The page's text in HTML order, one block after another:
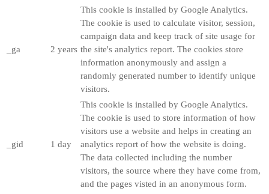
_ga 2 years
This cookie is installed by Google Analytics.
The cookie is used to calculate visitor, session,
campaign data and keep track of site usage for
the site's analytics report. The cookies store
information anonymously and assign a
randomly generated number to identify unique
visitors.
_gid 1 day
This cookie is installed by Google Analytics.
The cookie is used to store information of how
visitors use a website and helps in creating an
analytics report of how the website is doing.
The data collected including the number
visitors, the source where they have come from,
and the pages visted in an anonymous form.